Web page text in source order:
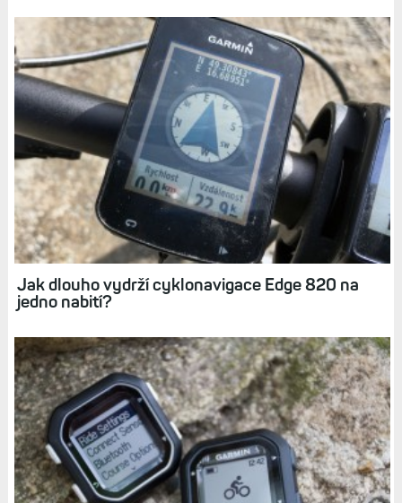
Držák na řídítka Garmin: Upevněte svoje
sportovní hodinky na kolo